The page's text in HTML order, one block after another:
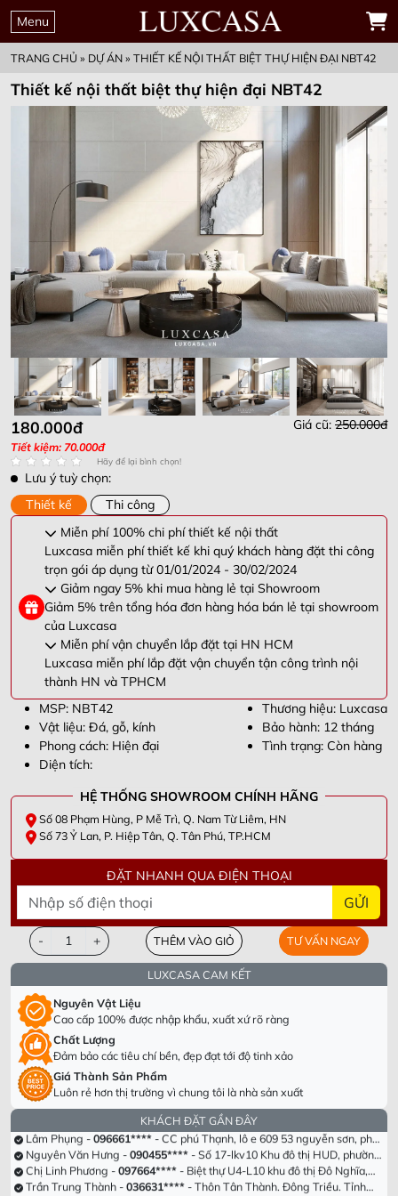
Menu
TRANG CHỦ » DỰ ÁN» THIẾT KẾ NỘI THẤT BIỆT THỰ HIỆN ĐẠI NBT42
Thiết kế nội thất biệt thự hiện đại NBT42
Giá cũ: 250.000đ
180.000đ
Tiết kiệm: 70.000đ
Hãy để lại bình chọn!
Lưu ý tuỳ chọn:
Thiết kế
Thi công
Miễn phí 100% chi phí thiết kế nội thất
Luxcasa miễn phí thiết kế khi quý khách hàng đặt thi công
trọn gói áp dụng từ 01/01/2024 - 30/02/2024
Giảm ngay 5% khi mua hàng lẻ tại Showroom
Giảm 5% trên tổng hóa đơn hàng hóa bán lẻ tại showroom
của Luxcasa
Miễn phí vận chuyển lắp đặt tại HN HCM
Luxcasa miễn phí lắp đặt vận chuyển tận công trình nội
thành HN và TPHCM
MSP: NBT42
Vật liệu: Đá, gỗ, kính
Phong cách: Hiện đại
Diện tích:
Thương hiệu: Luxcasa
Bảo hành: 12 tháng
Tình trạng: Còn hàng
HỆ THỐNG SHOWROOM CHÍNH HÃNG
Số 08 Phạm Hùng, P Mễ Trì, Q. Nam Từ Liêm, HN
Số 73 Ỷ Lan, P. Hiệp Tân, Q. Tân Phú, TP.HCM
ĐẶT NHANH QUA ĐIỆN THOẠI
GỬI
- + THÊM VÀO GIỎ TƯ VẤN NGAY
LUXCASA CAM KẾT
Nguyên Vật Liệu
Cao cấp 100% được nhập khẩu, xuất xứ rõ ràng
Chất Lượng
Đảm bảo các tiêu chí bền, đẹp đạt tới độ tinh xảo
Giá Thành Sản Phẩm
Luôn rẻ hơn thị trường vì chung tôi là nhà sản xuất
KHÁCH ĐẶT GẦN ĐÂY
Dương Văn Thắng -098305****- Tầng 40 Tòa HPC Lanmark Văn Khê,
Hà Đông, Hà Nội
Chị Hà Trương -
- Số 63 Lạc Long Quân, Hiệp Định, Hiệp
Tân, Hòa Thành, Tây Ninh
Lê Thị Hồng -082693****- Khu cc empire . Tháp linden .phường Thủ
Thiêm . Thành phố Thủ Đức. Tp Hồ chí minh
Hồ Anh Hải - 098339****- Cổng Chào Novaworld Hồ Tràm-The
Tropicana, Ấp Bình hải, Xã Bình Châu, Huyện Xuyên Mộc, Tỉnh Bà Rịa
Vũng Tàu
096661**** - CC phú Thạnh, lô e 609 53 nguyễn sơn, phú
thạnh , tân phú, hcm
Nguyên Văn Hưng -090455****- Số 17-lkv10 Khu đô thị HUD, phường
Trung Hưng, tx Sơn Tây, tp Hà Nội
Chị Linh Phương -097664****- Biệt thự U4-L10 khu đô thị Đô Nghĩa,
Hà Đông
Trần Trung Thành - 036631****
- Thôn Tân Thành. Đông Triều. Tỉnh
Quảng Ninh
Anh Hoài nam - 090373**** - 356/10/12 Tỉnh lộ 10. Bình trị đông. Bình